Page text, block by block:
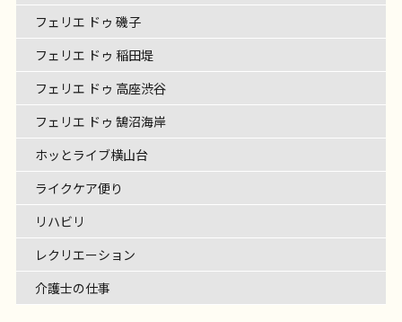
フェリエ ドゥ 磯子
フェリエ ドゥ 稲田堤
フェリエ ドゥ 高座渋谷
フェリエ ドゥ 鵠沼海岸
ホッとライブ横山台
ライクケア便り
リハビリ
レクリエーション
介護士の仕事